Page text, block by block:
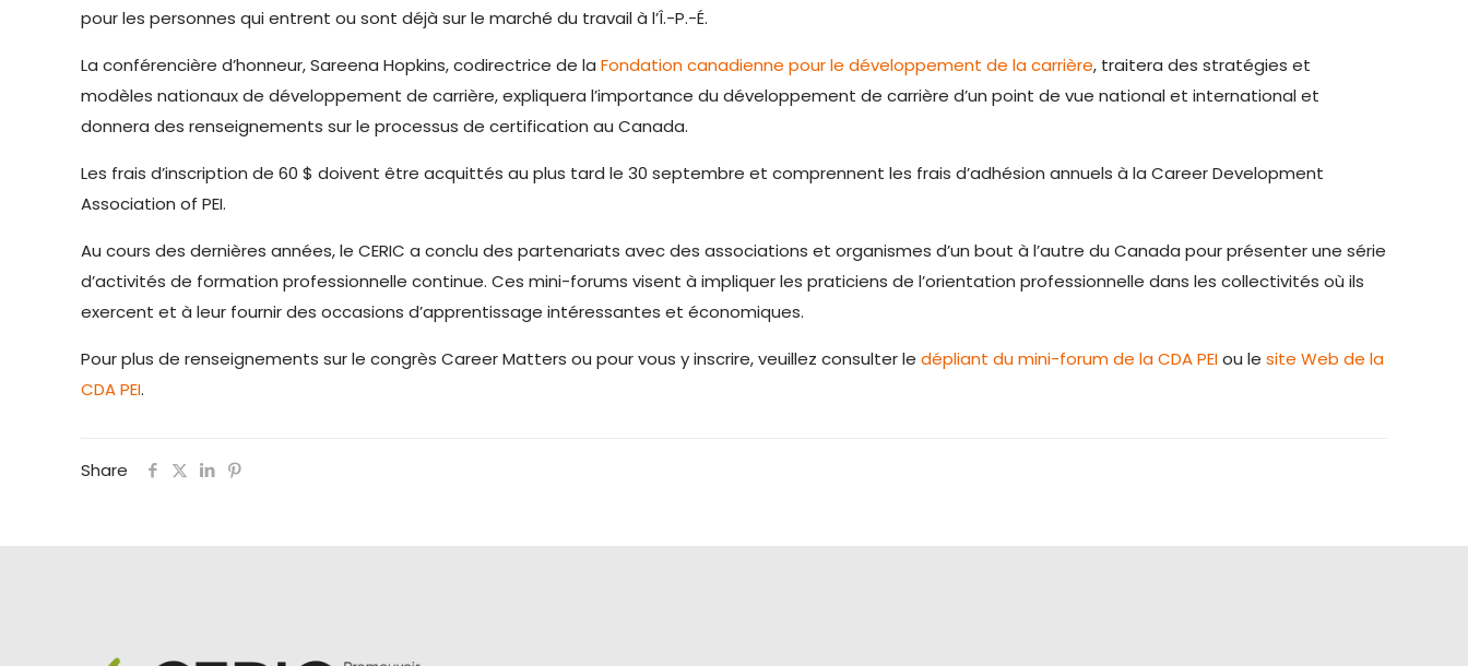
pour les personnes qui entrent ou sont déjà sur le marché du travail à l’Î.-P.-É.
La conférencière d’honneur, Sareena Hopkins, codirectrice de laFondation canadienne pour le développement de la carrière, traitera des stratégies et
modèles nationaux de développement de carrière, expliquera l’importance du développement de carrière d’un point de vue national et international et
donnera des renseignements sur le processus de certification au Canada.
Les frais d’inscription de 60 $ doivent être acquittés au plus tard le 30 septembre et comprennent les frais d’adhésion annuels à la Career Development
Association of PEI.
Au cours des dernières années, le CERIC a conclu des partenariats avec des associations et organismes d’un bout à l’autre du Canada pour présenter une série
d’activités de formation professionnelle continue. Ces mini-forums visent à impliquer les praticiens de l’orientation professionnelle dans les collectivités où ils
exercent et à leur fournir des occasions d’apprentissage intéressantes et économiques.
Pour plus de renseignements sur le congrès Career Matters ou pour vous y inscrire, veuillez consulter ledépliant du mini-forum de la CDA PEIou lesite Web de la
CDA PEI.
Share